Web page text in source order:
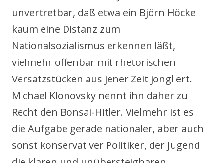
unvertretbar, daß etwa ein Björn Höcke
kaum eine Distanz zum
Nationalsozialismus erkennen läßt,
vielmehr offenbar mit rhetorischen
Versatzstücken aus jener Zeit jongliert.
Michael Klonovsky nennt ihn daher zu
Recht den Bonsai-Hitler. Vielmehr ist es
die Aufgabe gerade nationaler, aber auch
sonst konservativer Politiker, der Jugend